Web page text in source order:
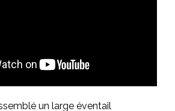
un large éventail